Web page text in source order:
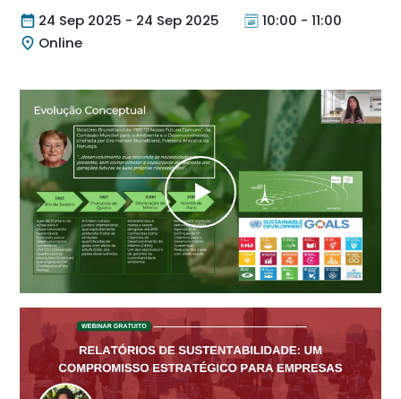
24 Sep 2025 - 24 Sep 2025
10:00 - 11:00
Online